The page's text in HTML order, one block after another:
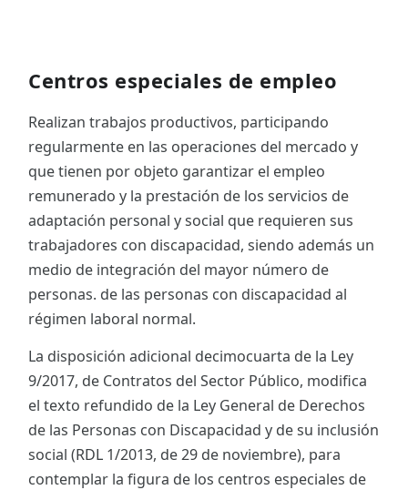
Centros especiales de empleo
Realizan trabajos productivos, participando
regularmente en las operaciones del mercado y
que tienen por objeto garantizar el empleo
remunerado y la prestación de los servicios de
adaptación personal y social que requieren sus
trabajadores con discapacidad, siendo además un
medio de integración del mayor número de
personas. de las personas con discapacidad al
régimen laboral normal.
La disposición adicional decimocuarta de la Ley
9/2017, de Contratos del Sector Público, modifica
el texto refundido de la Ley General de Derechos
de las Personas con Discapacidad y de su inclusión
social (RDL 1/2013, de 29 de noviembre), para
contemplar la figura de los centros especiales de